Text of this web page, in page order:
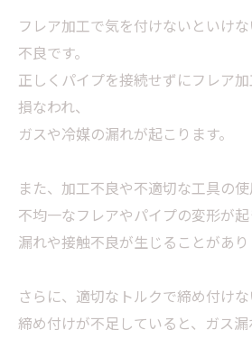
フレア加工で気を付けないといけ
不良です。
正しくパイプを接続せずにフレア
損なわれ、
ガスや冷媒の漏れが起こります。
また、加工不良や不適切な工具の使
不均一なフレアやパイプの変形が起
漏れや接触不良が生じることがあり
さらに、適切なトルクで締め付けな
締め付けが不足していると、ガス